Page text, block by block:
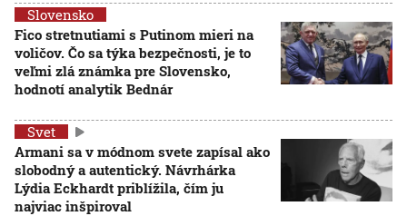
Slovensko
Fico stretnutiami s Putinom mieri na
voličov. Čo sa týka bezpečnosti, je to
veľmi zlá známka pre Slovensko,
hodnotí analytik Bednár
Svet
Armani sa v módnom svete zapísal ako
slobodný a autentický. Návrhárka
Lýdia Eckhardt priblížila, čím ju
najviac inšpiroval